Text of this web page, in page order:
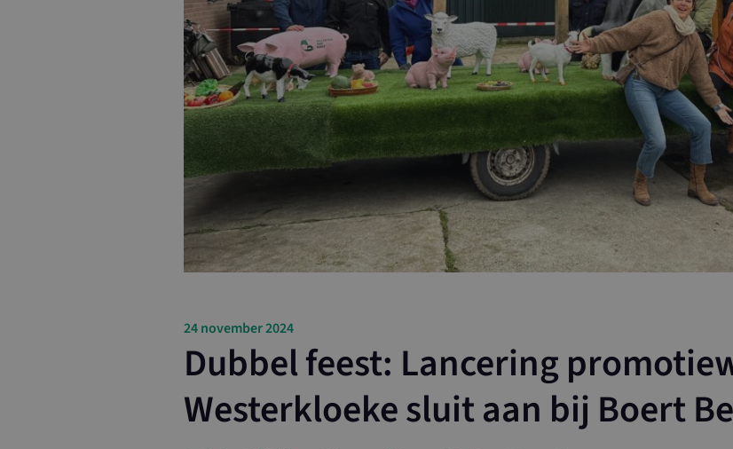
24 november 2024
Dubbel feest: Lancering
Westerkloeke sluit aan bij Boert